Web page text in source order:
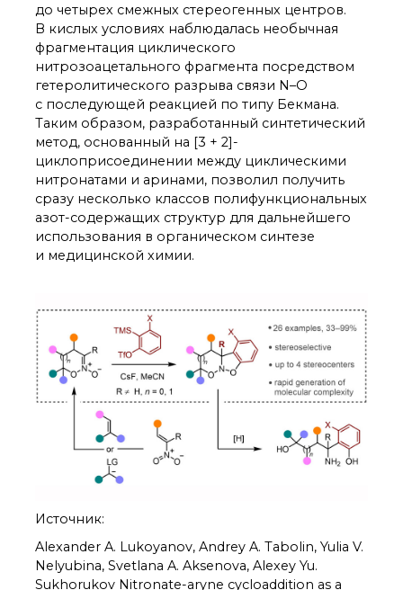
микроскопия
Награды сотрудников
ИОХ РАН
Мероприятия
Конференции
Журналы
Национальные
проекты России
Разработки
Крупный научный
проект
по приоритетным
направлениям НТР РФ
Аспирантура
Защита диссертаций
Набор студентов
Рекомендации ВАК
о типовых нарушениях
Новости института
Конференции
советов
Новые лаборатории
Институт в СМИ
до четырех смежных стереогенных центров.
В кислых условиях наблюдалась необычная
фрагментация циклического
нитрозоацетального фрагмента посредством
гетеролитического разрыва связи N–O
с последующей реакцией по типу Бекмана.
Таким образом, разработанный синтетический
метод, основанный на [3 + 2]-
циклоприсоединении между циклическими
нитронатами и аринами, позволил получить
сразу несколько классов полифункциональных
азот-содержащих структур для дальнейшего
использования в органическом синтезе
и медицинской химии.
Источник:
Alexander A. Lukoyanov, Andrey A. Tabolin, Yulia V.
Nelyubina, Svetlana A. Aksenova, Alexey Yu.
Sukhorukov Nitronate-aryne cycloaddition as a